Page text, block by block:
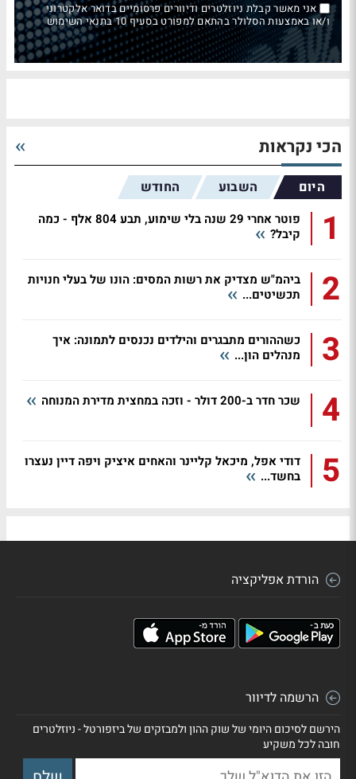
אני מאשר קבלת ניוזלטרים ודיוורים פרסומיים בדואר אלקטרוני
ו/או באמצעות הסלולר בהתאם למפורט בסעיף 10 בתנאי השימוש
הכי נקראות
היום השבוע החודש
1
פוטר אחרי 29 שנה בלי שימוע, תבע 804 אלף - כמה
קיבל?
2
ביהמ"ש מצדיק את רשות המסים: הונו של בעלי חנויות
תכשיטים...
3
כשההורים מתבגרים והילדים נכנסים לתמונה: איך
מנהלים הון...
4 שכר חדר ב-200 דולר - וזכה במחצית מדירת המנוחה
5
דודי אפל, מיכאל קליינר והאחים איציק ויפה דיין נעצרו
בחשד...
הורדת אפליקציה
הרשמה לדיוור
הירשם לסיכום היומי של שוק ההון ולמבזקים של ביזפורטל - ניוזלטרים
חובה לכל משקיע